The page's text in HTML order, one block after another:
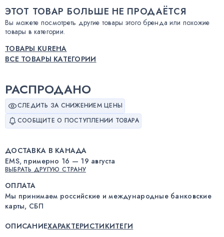
ЭТОТ ТОВАР БОЛЬШЕ НЕ ПРОДАЁТСЯ
Вы можете посмотреть другие товары этого бренда или похожие
товары в категории.
ТОВАРЫ KUREHA
ВСЕ ТОВАРЫ КАТЕГОРИИ
РАСПРОДАНО
СЛЕДИТЬ ЗА СНИЖЕНИЕМ ЦЕНЫ
СООБЩИТЕ О ПОСТУПЛЕНИИ ТОВАРА
ДОСТАВКА В КАНАДА
EMS, примерно 16 — 19 августа
ВЫБРАТЬ ДРУГУЮ СТРАНУ
ОПЛАТА
Мы принимаем российские и международные банковские
карты, СБП
ОПИСАНИЕХАРАКТЕРИСТИКИТЕГИ